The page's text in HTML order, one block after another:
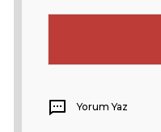
Yorum Yaz